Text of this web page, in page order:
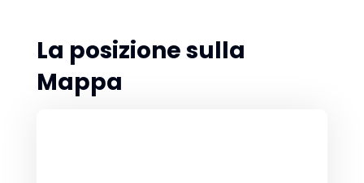
La posizione sulla
Mappa